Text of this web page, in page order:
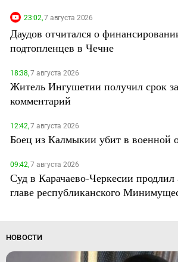
23:02,7 августа 2026
Даудов отчитался о
подтопленцев в Чечне
18:38,7 августа 2026
Житель Ингушетии получил срок
комментарий
12:42,7 августа 2026
Боец из Калмыкии убит в военной
09:42,7 августа 2026
Суд в Карачаево-Черкесии
главе республиканского
НОВОСТИ